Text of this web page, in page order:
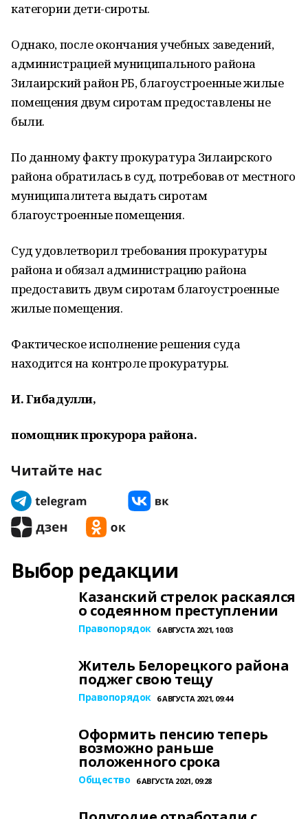
категории дети-сироты.
Однако, после окончания учебных заведений,
администрацией муниципального района
Зилаирский район РБ, благоустроенные жилые
помещения двум сиротам предоставлены не
были.
По данному факту прокуратура Зилаирского
района обратилась в суд, потребовав от местного
муниципалитета выдать сиротам
благоустроенные помещения.
Суд удовлетворил требования прокуратуры
района и обязал администрацию района
предоставить двум сиротам благоустроенные
жилые помещения.
Фактическое исполнение решения суда
находится на контроле прокуратуры.
И. Гибадулли,
помощник прокурора района.
Читайте нас
Выбор редакции
Казанский стрелок раскаялся
о содеянном преступлении
Правопорядок 6 АВГУСТА 2021, 10:03
Житель Белорецкого района
поджег свою тещу
Правопорядок 6 АВГУСТА 2021, 09:44
Оформить пенсию теперь
возможно раньше
положенного срока
Общество 6 АВГУСТА 2021, 09:28